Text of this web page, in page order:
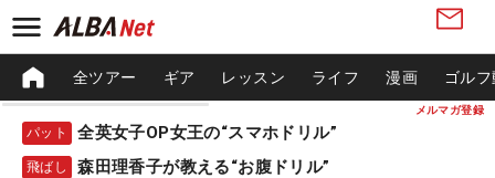
メルマガ登録
全ツアー ギア レッスン ライフ 漫画 ゴル
パット 全英女子OP女王の“スマホドリル”
飛ばし 森田理香子が教える“お腹ドリル”